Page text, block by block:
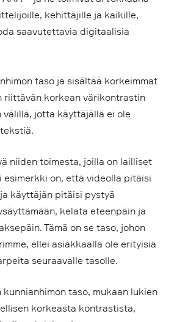
kehittäjille ja kaikille,
saavutettavia digitaalisia
taso ja sisältää korkeimmat
korkean värikontrastin
jotta käyttäjällä ei ole
niiden toimesta, joilla on lailliset
esimerkki on, että videolla pitäisi
käyttäjän pitäisi pystyä
kelata eteenpäin ja
Tämä on se taso, johon
ellei asiakkaalla ole erityisiä
seuraavalle tasolle.
taso, mukaan lukien
korkeasta kontrastista,